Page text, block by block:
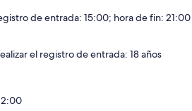
de entrada: 15:00; hora de fin: 21:00
el registro de entrada: 18 años